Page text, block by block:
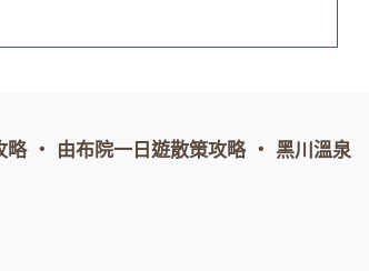
略・ 由布院一日遊散策攻略・ 黑川溫泉